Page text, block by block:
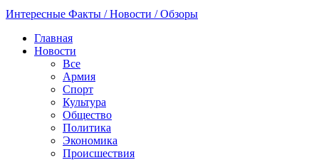
Интересные Факты / Новости / Обзоры
Главная
Новости
Все
Армия
Спорт
Культура
Общество
Политика
Экономика
Происшествия